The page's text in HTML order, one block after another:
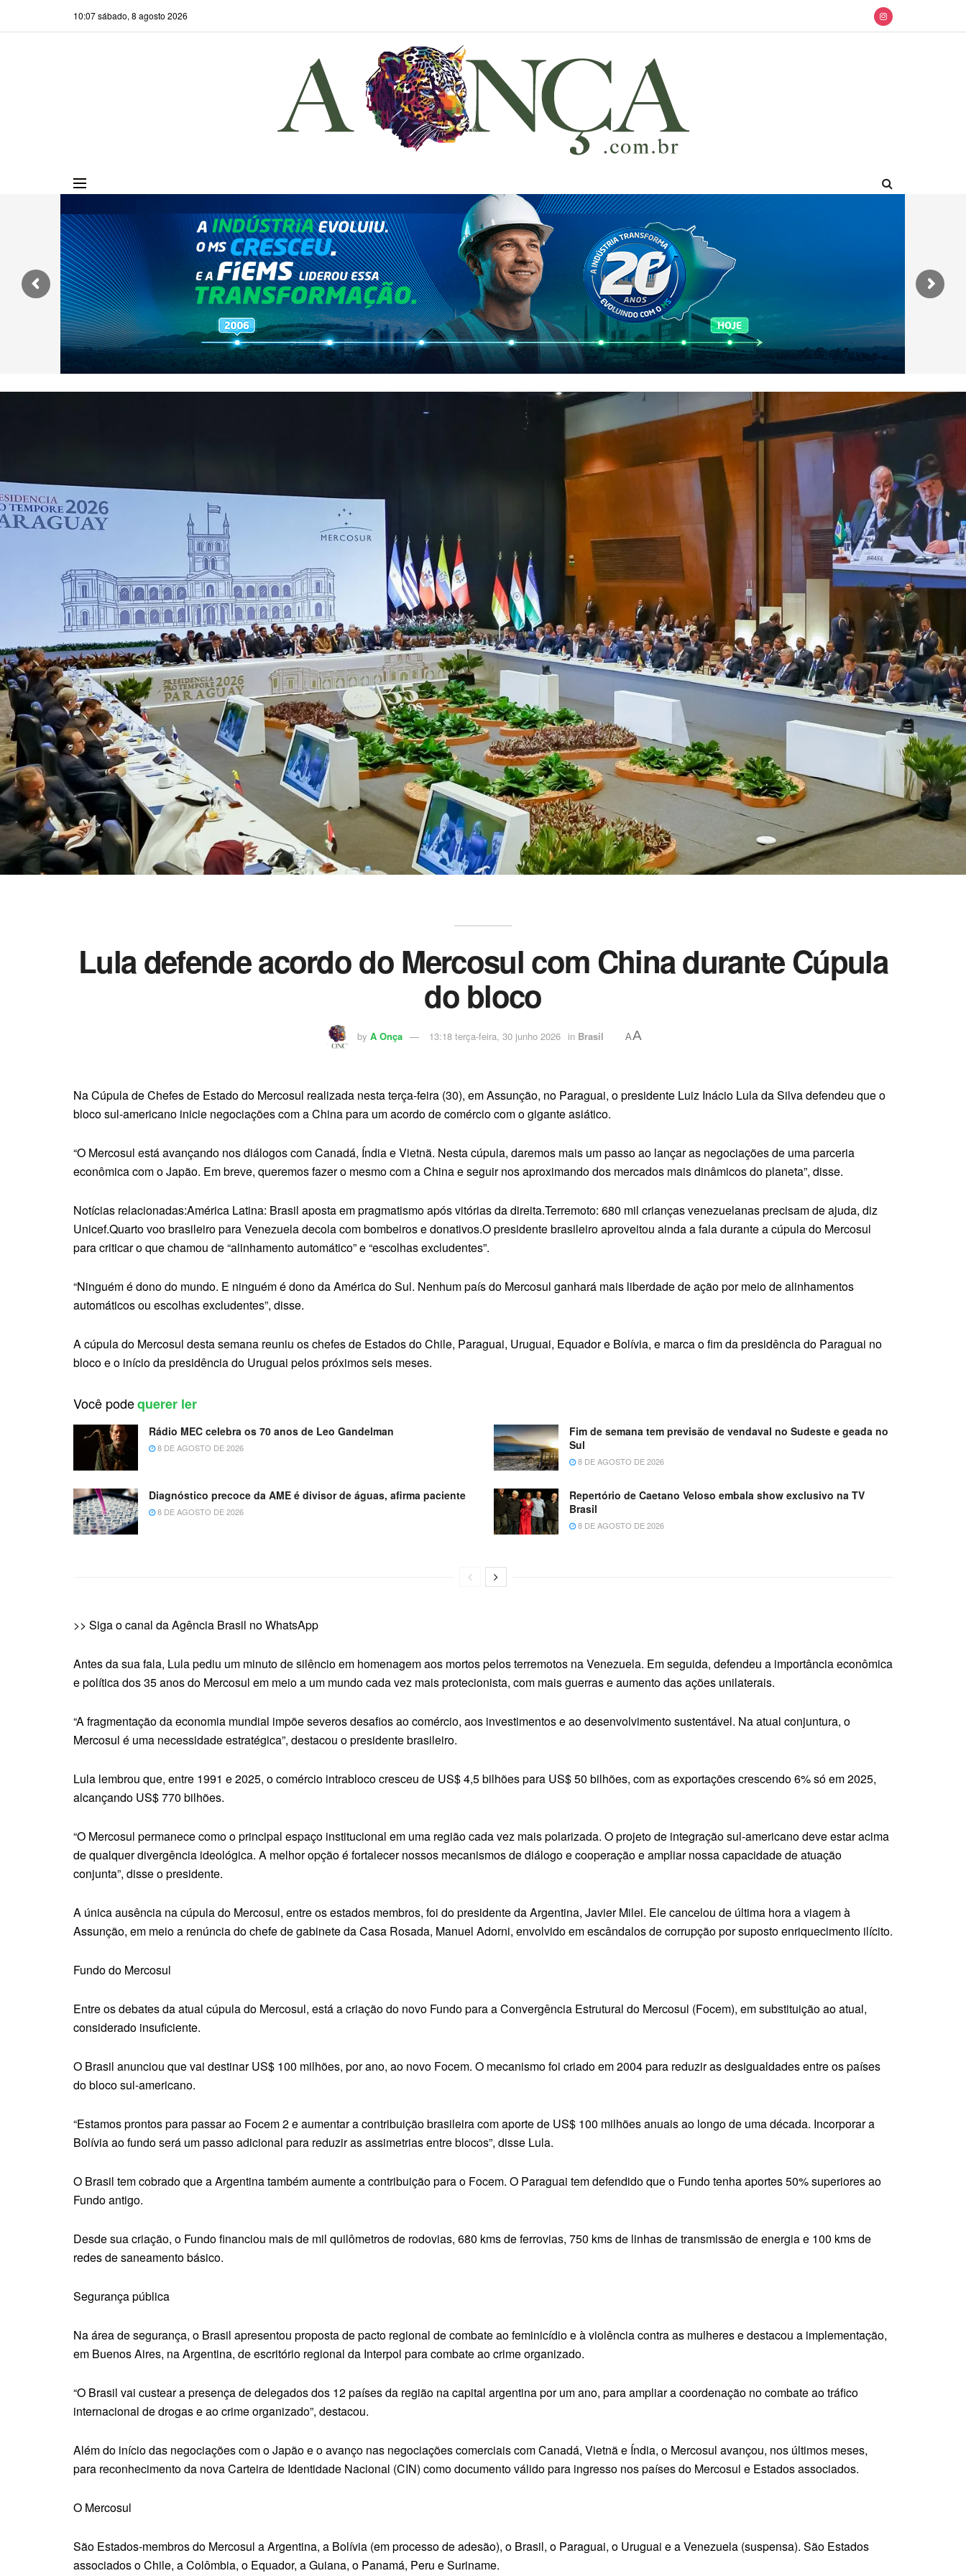
10:07 sábado, 8 agosto 2026
Lula defende acordo do Mercosul com China durante Cúpula
do bloco
by A Onça 13:18 terça-feira, 30 junho 2026 in Brasil AA
Na Cúpula de Chefes de Estado do Mercosul realizada nesta terça-feira (30), em Assunção, no Paraguai, o presidente Luiz Inácio Lula da Silva defendeu que o
bloco sul-americano inicie negociações com a China para um acordo de comércio com o gigante asiático.
“O Mercosul está avançando nos diálogos com Canadá, Índia e Vietnã. Nesta cúpula, daremos mais um passo ao lançar as negociações de uma parceria
econômica com o Japão. Em breve, queremos fazer o mesmo com a China e seguir nos aproximando dos mercados mais dinâmicos do planeta”, disse.
Notícias relacionadas:América Latina: Brasil aposta em pragmatismo após vitórias da direita.Terremoto: 680 mil crianças venezuelanas precisam de ajuda, diz
Unicef.Quarto voo brasileiro para Venezuela decola com bombeiros e donativos.O presidente brasileiro aproveitou ainda a fala durante a cúpula do Mercosul
para criticar o que chamou de “alinhamento automático” e “escolhas excludentes”.
“Ninguém é dono do mundo. E ninguém é dono da América do Sul. Nenhum país do Mercosul ganhará mais liberdade de ação por meio de alinhamentos
automáticos ou escolhas excludentes”, disse.
A cúpula do Mercosul desta semana reuniu os chefes de Estados do Chile, Paraguai, Uruguai, Equador e Bolívia, e marca o fim da presidência do Paraguai no
bloco e o início da presidência do Uruguai pelos próximos seis meses.
Você podequerer ler
Rádio MEC celebra os 70 anos de Leo Gandelman
8 DE AGOSTO DE 2026
Fim de semana tem previsão de vendaval no Sudeste e geada no
Sul
8 DE AGOSTO DE 2026
Diagnóstico precoce da AME é divisor de águas, afirma paciente
8 DE AGOSTO DE 2026
Repertório de Caetano Veloso embala show exclusivo na TV
Brasil
8 DE AGOSTO DE 2026
>> Siga o canal da Agência Brasil no WhatsApp
Antes da sua fala, Lula pediu um minuto de silêncio em homenagem aos mortos pelos terremotos na Venezuela. Em seguida, defendeu a importância econômica
e política dos 35 anos do Mercosul em meio a um mundo cada vez mais protecionista, com mais guerras e aumento das ações unilaterais.
“A fragmentação da economia mundial impõe severos desafios ao comércio, aos investimentos e ao desenvolvimento sustentável. Na atual conjuntura, o
Mercosul é uma necessidade estratégica”, destacou o presidente brasileiro.
Lula lembrou que, entre 1991 e 2025, o comércio intrabloco cresceu de US$ 4,5 bilhões para US$ 50 bilhões, com as exportações crescendo 6% só em 2025,
alcançando US$ 770 bilhões.
“O Mercosul permanece como o principal espaço institucional em uma região cada vez mais polarizada. O projeto de integração sul-americano deve estar acima
de qualquer divergência ideológica. A melhor opção é fortalecer nossos mecanismos de diálogo e cooperação e ampliar nossa capacidade de atuação
conjunta”, disse o presidente.
A única ausência na cúpula do Mercosul, entre os estados membros, foi do presidente da Argentina, Javier Milei. Ele cancelou de última hora a viagem à
Assunção, em meio a renúncia do chefe de gabinete da Casa Rosada, Manuel Adorni, envolvido em escândalos de corrupção por suposto enriquecimento ilícito.
Fundo do Mercosul
Entre os debates da atual cúpula do Mercosul, está a criação do novo Fundo para a Convergência Estrutural do Mercosul (Focem), em substituição ao atual,
considerado insuficiente.
O Brasil anunciou que vai destinar US$ 100 milhões, por ano, ao novo Focem. O mecanismo foi criado em 2004 para reduzir as desigualdades entre os países
do bloco sul-americano.
“Estamos prontos para passar ao Focem 2 e aumentar a contribuição brasileira com aporte de US$ 100 milhões anuais ao longo de uma década. Incorporar a
Bolívia ao fundo será um passo adicional para reduzir as assimetrias entre blocos”, disse Lula.
O Brasil tem cobrado que a Argentina também aumente a contribuição para o Focem. O Paraguai tem defendido que o Fundo tenha aportes 50% superiores ao
Fundo antigo.
Desde sua criação, o Fundo financiou mais de mil quilômetros de rodovias, 680 kms de ferrovias, 750 kms de linhas de transmissão de energia e 100 kms de
redes de saneamento básico.
Segurança pública
Na área de segurança, o Brasil apresentou proposta de pacto regional de combate ao feminicídio e à violência contra as mulheres e destacou a implementação,
em Buenos Aires, na Argentina, de escritório regional da Interpol para combate ao crime organizado.
“O Brasil vai custear a presença de delegados dos 12 países da região na capital argentina por um ano, para ampliar a coordenação no combate ao tráfico
internacional de drogas e ao crime organizado”, destacou.
Além do início das negociações com o Japão e o avanço nas negociações comerciais com Canadá, Vietnã e Índia, o Mercosul avançou, nos últimos meses,
para reconhecimento da nova Carteira de Identidade Nacional (CIN) como documento válido para ingresso nos países do Mercosul e Estados associados.
O Mercosul
São Estados-membros do Mercosul a Argentina, a Bolívia (em processo de adesão), o Brasil, o Paraguai, o Uruguai e a Venezuela (suspensa). São Estados
associados o Chile, a Colômbia, o Equador, a Guiana, o Panamá, Peru e Suriname.